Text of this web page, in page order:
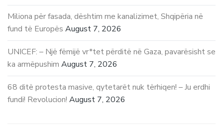
Miliona për fasada, dështim me kanalizimet, Shqipëria në
fund të Europës August 7, 2026
UNICEF: – Një fëmijë vr*tet përditë në Gaza, pavarësisht se
ka armëpushim August 7, 2026
68 ditë protesta masive, qytetarët nuk tërhiqen! – Ju erdhi
fundi! Revolucion! August 7, 2026